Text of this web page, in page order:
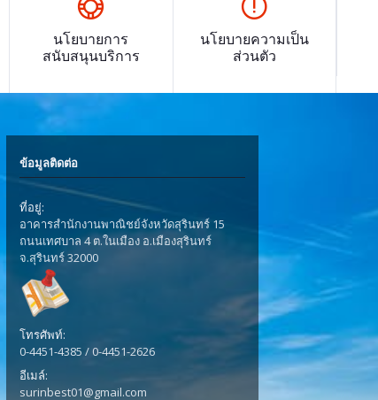
นโยบายการ
สนับสนุนบริการ
นโยบายความเป็น
ส่วนตัว
ข้อมูลติดต่อ
ที่อยู่:
อาคารสำนักงานพาณิชย์จังหวัดสุรินทร์ 15
ถนนเทศบาล 4 ต.ในเมือง อ.เมืองสุรินทร์
จ.สุรินทร์ 32000
โทรศัพท์:
0-4451-4385 / 0-4451-2626
อีเมล์:
surinbest01@gmail.com